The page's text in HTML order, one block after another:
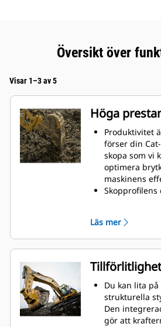
Översikt över
Visar 1–3 av 5
Höga
Produktivitet
förser din
skopa som vi
optimera
maskinens
frigång
inte släpar,
grävning.
utformade för
material
maskinens
Lasta mer
Läs mer
Du kan lita
strukturella
Den
gör att